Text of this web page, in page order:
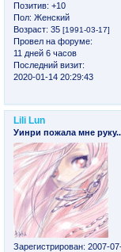
Позитив: +10
Пол: Женский
Возраст: 35 [1991-03-17]
Провел на форуме:
11 дней 6 часов
Последний визит:
2020-01-14 20:29:43
Lili Lun
Уинри пожала мне
Зарегистрирован: 2007-